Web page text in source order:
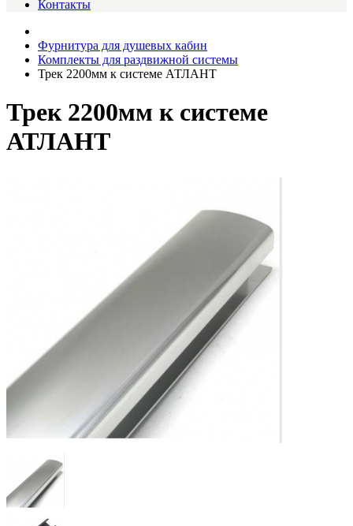
Контакты
Фурнитура для душевых кабин
Комплекты для раздвижной системы
Трек 2200мм к системе АТЛАНТ
Трек 2200мм к системе
АТЛАНТ